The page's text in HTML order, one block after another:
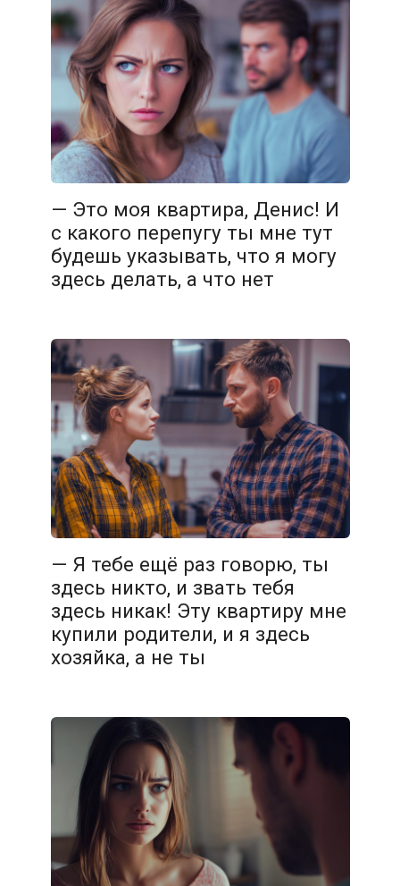
— Это моя квартира, Денис! И
с какого перепугу ты мне тут
будешь указывать, что я могу
здесь делать, а что нет
— Я тебе ещё раз говорю, ты
здесь никто, и звать тебя
здесь никак! Эту квартиру мне
купили родители, и я здесь
хозяйка, а не ты